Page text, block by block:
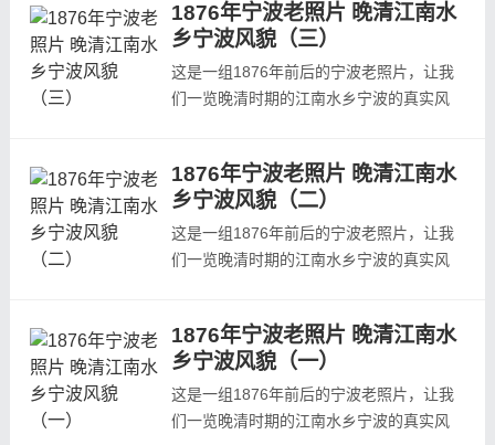
于1868年至1908年在中国工作，曾出任福
州与宁波海关关长。期间，拍摄了这些珍贵
的照片，拍摄时间大概为1877年前后。ps:
照片下方的注释为英文注释的简单翻译。宁
1876年宁波老照片 晚清江南水
乡宁波风貌（三）
这是一组1876年前后的宁波老照片，让我
们一览晚清时期的江南水乡宁波的真实风
1868年至1908年在中国工作，曾出任福州
与宁波海关关长。期间，拍摄了这些珍贵的
照片，拍摄时间大概为1877年前后。本组
为第三组照片ps:照片下方的注释为英文注
1876年宁波老照片 晚清江南水
乡宁波风貌（二）
这是一组1876年前后的宁波老照片，让我
们一览晚清时期的江南水乡宁波的真实风
1868年至1908年在中国工作，曾出任福州
与宁波海关关长。期间，拍摄了这些珍贵的
照片，拍摄时间大概为1877年前后。本组
为第二组照片ps:照片下方的注释为英文注
1876年宁波老照片 晚清江南水
乡宁波风貌（一）
这是一组1876年前后的宁波老照片，让我
们一览晚清时期的江南水乡宁波的真实风